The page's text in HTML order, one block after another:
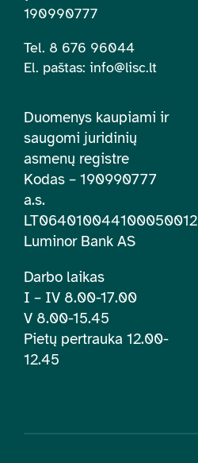
190990777
Tel. 8 676 96044
El. paštas: info@lisc.lt
Duomenys kaupiami ir
saugomi juridinių
asmenų registre
Kodas – 190990777
a.s.
LT064010044100050012
Luminor Bank AS
Darbo laikas
I – IV 8.00-17.00
V 8.00-15.45
Pietų pertrauka 12.00-
12.45